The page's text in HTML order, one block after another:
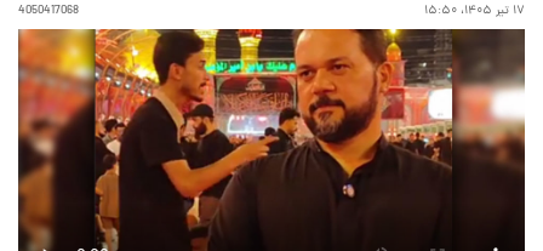
۱۷ تیر ۱۴۰۵، ۱۵:۵۰ 4050417068